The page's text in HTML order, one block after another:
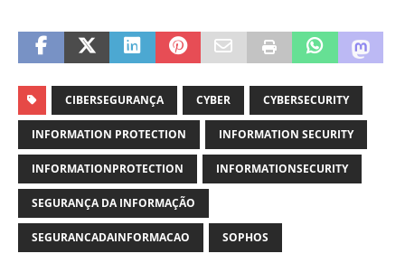
CIBERSEGURANÇA CYBER CYBERSECURITY
INFORMATION PROTECTION INFORMATION SECURITY
INFORMATIONPROTECTION INFORMATIONSECURITY
SEGURANÇA DA INFORMAÇÃO
SEGURANCADAINFORMACAO SOPHOS